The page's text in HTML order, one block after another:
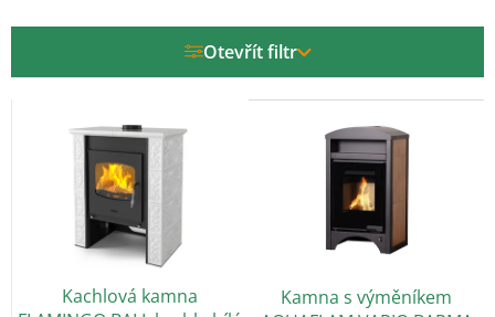
d
Otevřít filtr
V
Kachlová kamna
Kamna s výměníkem